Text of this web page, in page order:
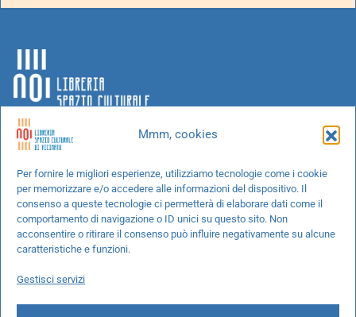
Mmm, cookies
Per fornire le migliori esperienze, utilizziamo tecnologie come i cookie
per memorizzare e/o accedere alle informazioni del dispositivo. Il
consenso a queste tecnologie ci permetterà di elaborare dati come il
comportamento di navigazione o ID unici su questo sito. Non
acconsentire o ritirare il consenso può influire negativamente su alcune
caratteristiche e funzioni.
Gestisci servizi
Chi siamo
Progetti speciali
Richiedi un libro
Spedizioni
Cookie Policy